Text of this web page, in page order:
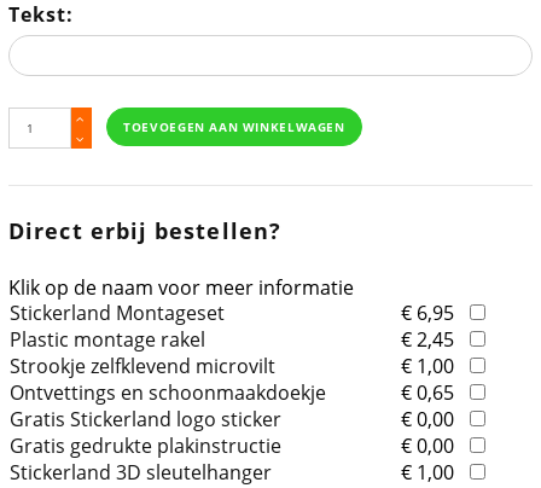
Tekst:
TOEVOEGEN AAN WINKELWAGEN
Direct erbij bestellen?
Klik op de naam voor meer informatie
Stickerland Montageset
€ 6,95
Plastic montage rakel
€ 2,45
Strookje zelfklevend microvilt
€ 1,00
Ontvettings en schoonmaakdoekje
€ 0,65
Gratis Stickerland logo sticker
€ 0,00
Gratis gedrukte plakinstructie
€ 0,00
Stickerland 3D sleutelhanger
€ 1,00